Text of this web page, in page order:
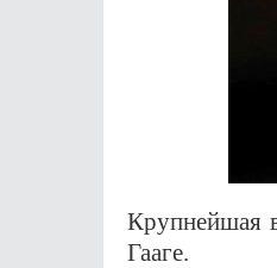
Крупнейшая
Гааге.